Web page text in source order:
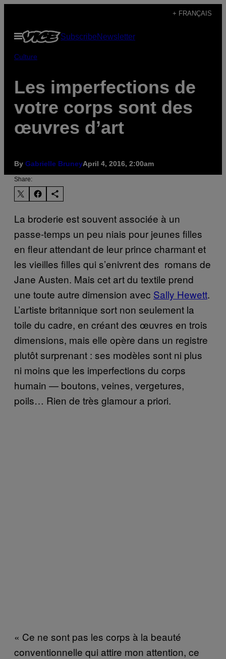
content
+ FRANÇAIS
Open
Menu
SubscribeNewsletter
Culture
Les imperfections de
votre corps sont des
œuvres d’art
By Gabrielle BruneyApril 4, 2016, 2:00am
Share:
La broderie est souvent associée à un
passe-temps un peu niais pour jeunes filles
en fleur attendant de leur prince charmant et
les vieilles filles qui s’enivrent des romans de
Jane Austen. Mais cet art du textile prend
une toute autre dimension avec Sally Hewett.
L’artiste britannique sort non seulement la
toile du cadre, en créant des œuvres en trois
dimensions, mais elle opère dans un registre
plutôt surprenant : ses modèles sont ni plus
ni moins que les imperfections du corps
humain — boutons, veines, vergetures,
poils… Rien de très glamour a priori.
« Ce ne sont pas les corps à la beauté
conventionnelle qui attire mon attention, ce